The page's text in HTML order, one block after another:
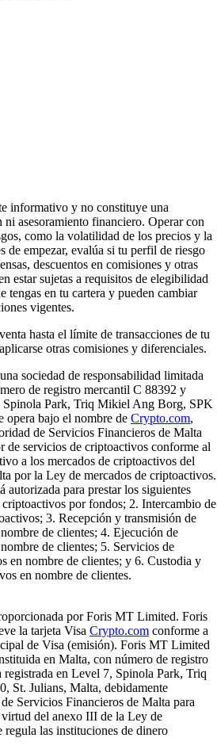
informativo y no constituye una
asesoramiento financiero. Operar con
como la volatilidad de los precios y la
de empezar, evalúa si tu perfil de riesgo
descuentos en comisiones y otras
estar sujetas a requisitos de elegibilidad
tengas en tu cartera y pueden cambiar
vigentes.
hasta el límite de transacciones de tu
otras comisiones y diferenciales.
sociedad de responsabilidad limitada
de registro mercantil C 88392 y
Park, Triq Mikiel Ang Borg, SPK
opera bajo el nombre de Crypto.com,
de Servicios Financieros de Malta
de servicios de criptoactivos conforme al
a los mercados de criptoactivos del
por la Ley de mercados de criptoactivos.
para prestar los siguientes
por fondos; 2. Intercambio de
3. Recepción y transmisión de
de clientes; 4. Ejecución de
de clientes; 5. Servicios de
en nombre de clientes; y 6. Custodia y
en nombre de clientes.
por Foris MT Limited. Foris
la tarjeta Visa Crypto.com conforme a
de Visa (emisión). Foris MT Limited
en Malta, con número de registro
en Level 7, Spinola Park, Triq
St. Julians, Malta, debidamente
Servicios Financieros de Malta para
del anexo III de la Ley de
las instituciones de dinero